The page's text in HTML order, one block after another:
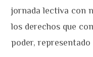
jornada lectiva con
los derechos que
poder,